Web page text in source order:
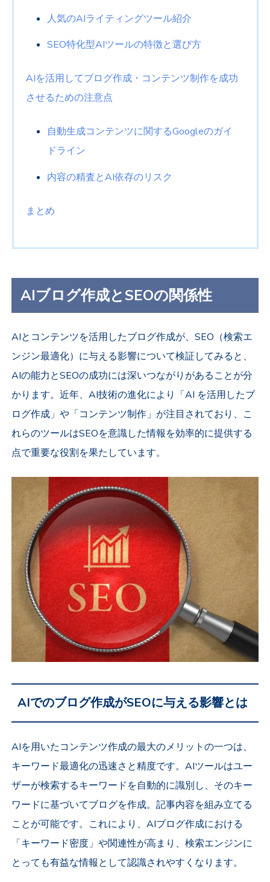
人気のAIライティングツール紹介
SEO特化型AIツールの特徴と選び方
AIを活用してブログ作成・コンテンツ制作を成功
させるための注意点
自動生成コンテンツに関するGoogleのガイ
ドライン
内容の精査とAI依存のリスク
まとめ
AIブログ作成とSEOの関係性
AIとコンテンツを活用したブログ作成が、SEO（検索エ
ンジン最適化）に与える影響について検証してみると、
AIの能力とSEOの成功には深いつながりがあることが分
かります。近年、AI技術の進化により「AI を活用したブ
ログ作成」や「コンテンツ制作」が注目されており、こ
れらのツールはSEOを意識した情報を効率的に提供する
点で重要な役割を果たしています。
AIでのブログ作成がSEOに与える影響とは
AIを用いたコンテンツ作成の最大のメリットの一つは、
キーワード最適化の迅速さと精度です。AIツールはユー
ザーが検索するキーワードを自動的に識別し、そのキー
ワードに基づいてブログを作成。記事内容を組み立てる
ことが可能です。これにより、AIブログ作成における
「キーワード密度」や関連性が高まり、検索エンジンに
とっても有益な情報として認識されやすくなります。